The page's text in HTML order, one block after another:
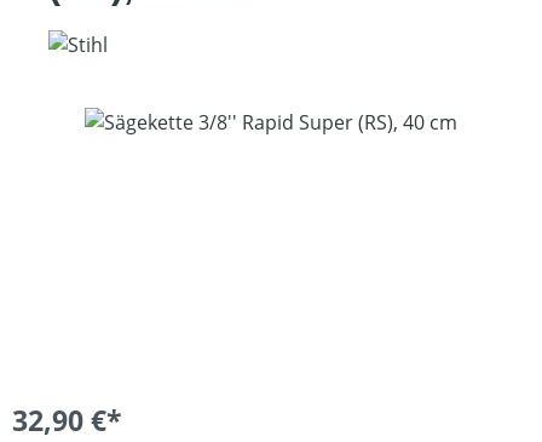
Bildergalerie überspringen
32,90 €*